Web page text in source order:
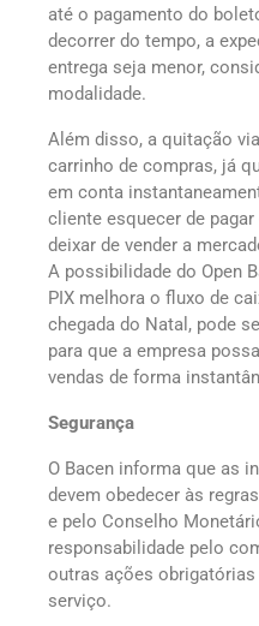
até o pagamento do
decorrer do tempo, a
entrega seja menor,
modalidade.
Além disso, a quitação
carrinho de compras, já
em conta
cliente esquecer de
deixar de vender a
A possibilidade do Open
PIX melhora o fluxo de
chegada do Natal, pode
para que a empresa
vendas de forma
Segurança
O Bacen informa que as
devem obedecer às
e pelo Conselho
responsabilidade pelo
outras ações
serviço.